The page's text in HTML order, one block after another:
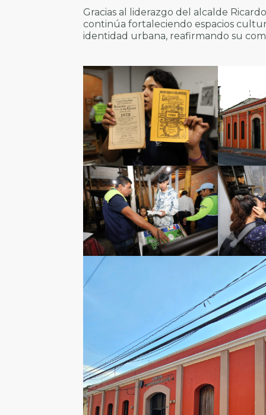
Gracias al liderazgo del alcalde
continúa fortaleciendo espacios
identidad urbana, reafirmando su